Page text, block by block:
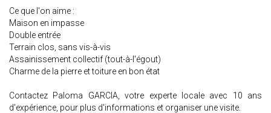
Ce que l'on aime :
Maison en impasse
Double entrée
Terrain clos, sans vis-à-vis
Assainissement collectif (tout-à-l'égout)
Charme de la pierre et toiture en bon état
Contactez Paloma GARCIA, votre experte locale avec 10 ans
d'expérience, pour plus d'informations et organiser une visite.